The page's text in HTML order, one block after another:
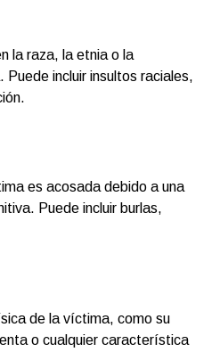
la raza, la etnia o la
incluir insultos raciales,
es acosada debido a una
Puede incluir burlas,
de la víctima, como su
o cualquier característica